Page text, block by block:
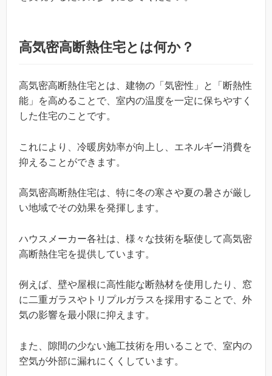
高気密高断熱住宅とは何か？
高気密高断熱住宅とは、建物の「気密性」と「断熱性
能」を高めることで、室内の温度を一定に保ちやすく
した住宅のことです。
これにより、冷暖房効率が向上し、エネルギー消費を
抑えることができます。
高気密高断熱住宅は、特に冬の寒さや夏の暑さが厳し
い地域でその効果を発揮します。
ハウスメーカー各社は、様々な技術を駆使して高気密
高断熱住宅を提供しています。
例えば、壁や屋根に高性能な断熱材を使用したり、窓
に二重ガラスやトリプルガラスを採用することで、外
気の影響を最小限に抑えます。
また、隙間の少ない施工技術を用いることで、室内の
空気が外部に漏れにくくしています。